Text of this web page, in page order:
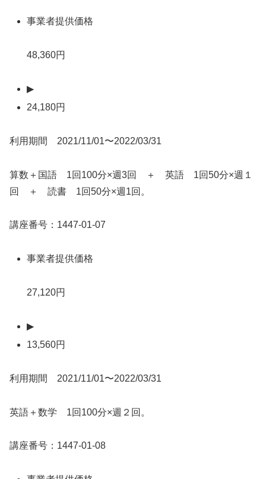
事業者提供価格
48,360円
▶
24,180円
利用期間 2021/11/01〜2022/03/31
算数＋国語 1回100分×週3回 ＋ 英語 1回50分×週１
回 ＋ 読書 1回50分×週1回。
講座番号：1447-01-07
事業者提供価格
27,120円
▶
13,560円
利用期間 2021/11/01〜2022/03/31
英語＋数学 1回100分×週２回。
講座番号：1447-01-08